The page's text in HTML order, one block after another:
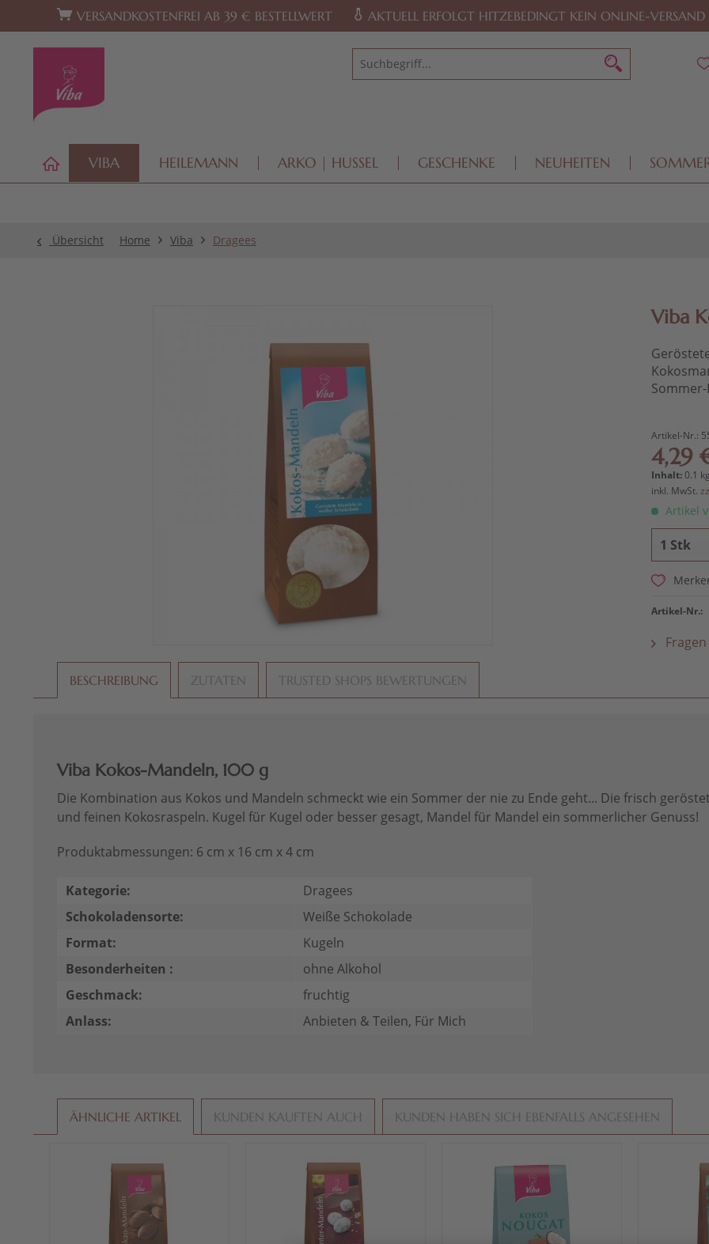
Zur Hauptnavigation springen Zum Footer springen
VERSANDKOSTENFREI AB 39 € BESTELLWERT AKTUELL ERFOLGT HITZEBEDINGT KEIN ONLINE-VERSAND
VIBA HEILEMANN ARKO | HUSSEL GESCHENKE NEUHEITEN
Übersicht Home Viba Dragees
Viba
Artikel-Nr.:
4,29
Inhalt:0.1
inkl. MwSt.
Artikel
Artikel-Nr.:
BESCHREIBUNG ZUTATEN TRUSTED SHOPS BEWERTUNGEN
Viba Kokos-Mandeln, 100 g
Die Kombination aus Kokos und Mandeln schmeckt wie ein Sommer der nie zu Ende geht... Die frisch
und feinen Kokosraspeln. Kugel für Kugel oder besser gesagt, Mandel für Mandel ein sommerlicher Genuss!
Produktabmessungen: 6 cm x 16 cm x 4 cm
Kategorie:
Dragees
Schokoladensorte:
Weiße Schokolade
Format:
Kugeln
Besonderheiten :
ohne Alkohol
Geschmack:
fruchtig
Anlass:
Anbieten & Teilen, Für Mich
ÄHNLICHE ARTIKEL KUNDEN KAUFTEN AUCH KUNDEN HABEN SICH EBENFALLS ANGESEHEN